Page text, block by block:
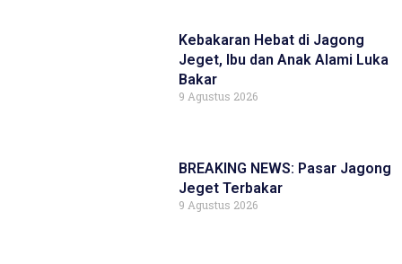
Kebakaran Hebat di Jagong
Jeget, Ibu dan Anak Alami Luka
Bakar
9 Agustus 2026
BREAKING NEWS: Pasar Jagong
Jeget Terbakar
9 Agustus 2026